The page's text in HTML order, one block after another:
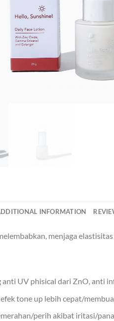
INFORMATION
menjaga
UV phisical dari ZnO, anti
tone up lebih cepat/
perih akibat iritasi/